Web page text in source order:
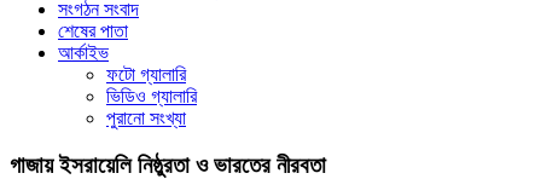
সংগঠন সংবাদ
শেষের পাতা
আর্কাইভ
ফটো গ্যালারি
ভিডিও গ্যালারি
পুরানো সংখ্যা
গাজায় ইসরায়েলি নিষ্ঠুরতা ও ভারতের নীরবতা